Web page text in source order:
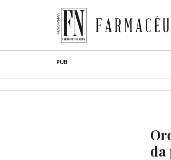
content
Farmacêutico News
PUB
da